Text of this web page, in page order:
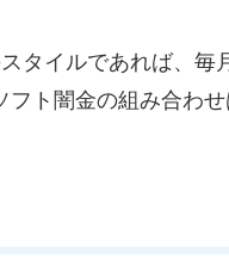
タイルであれば、毎
ト闇金の組み合わ